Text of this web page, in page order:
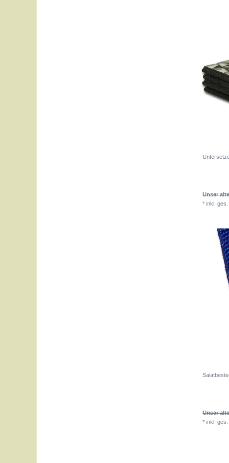
Unser
*inkl. ges.
Unser
*inkl. ges.